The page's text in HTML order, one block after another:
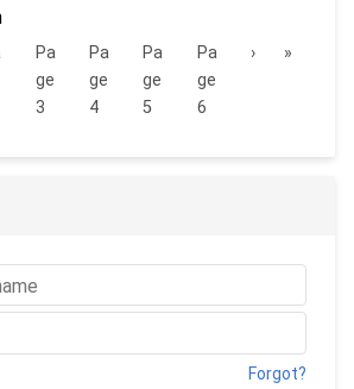
Pa
ge
3
Pa
ge
4
Pa
ge
5
Pa
ge
6
› »
Forgot?